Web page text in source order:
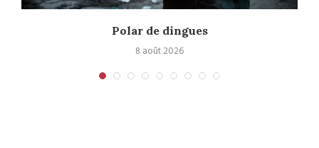
Polar de dingues
8 août 2026